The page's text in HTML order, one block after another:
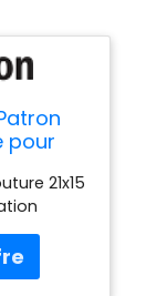
pour
21x15